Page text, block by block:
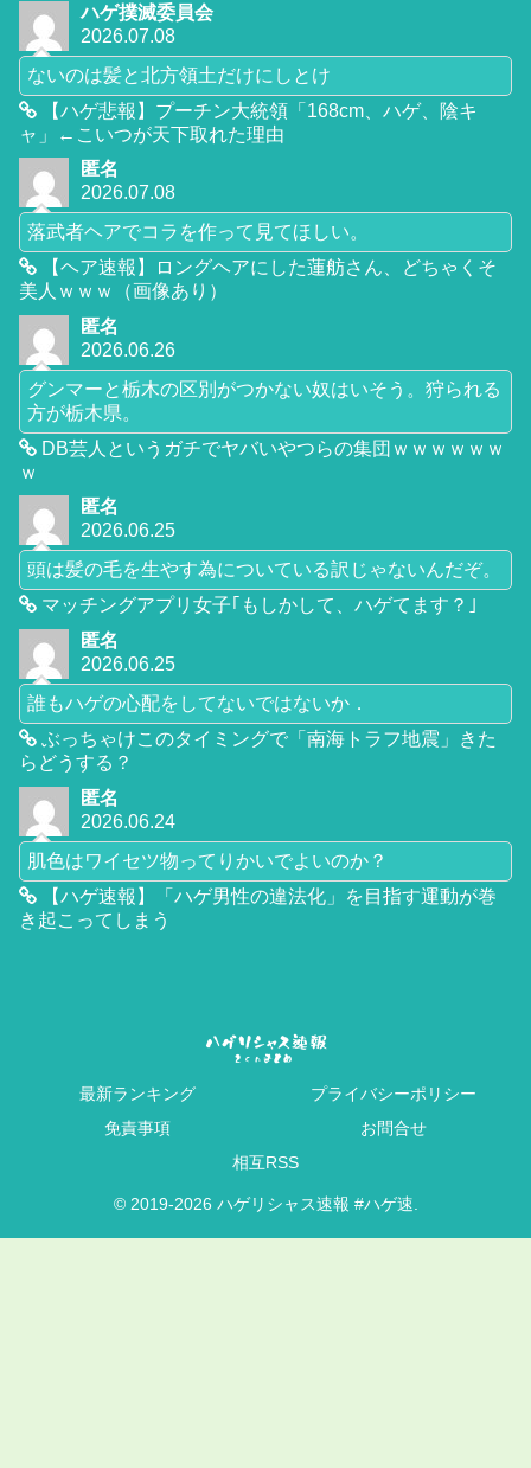
ハゲ撲滅委員会
2026.07.08
ないのは髪と北方領土だけにしとけ
【ハゲ悲報】プーチン大統領「168cm、ハゲ、陰キ
ャ」←こいつが天下取れた理由
匿名
2026.07.08
落武者ヘアでコラを作って見てほしい。
【ヘア速報】ロングヘアにした蓮舫さん、どちゃくそ
美人ｗｗｗ（画像あり）
匿名
2026.06.26
グンマーと栃木の区別がつかない奴はいそう。狩られる
方が栃木県。
DB芸人というガチでヤバいやつらの集団ｗｗｗｗｗｗ
ｗ
匿名
2026.06.25
頭は髪の毛を生やす為についている訳じゃないんだぞ。
マッチングアプリ女子｢もしかして、ハゲてます？｣
匿名
2026.06.25
誰もハゲの心配をしてないではないか．
ぶっちゃけこのタイミングで「南海トラフ地震」きた
らどうする？
匿名
2026.06.24
肌色はワイセツ物ってりかいでよいのか？
【ハゲ速報】「ハゲ男性の違法化」を目指す運動が巻
き起こってしまう
最新ランキング
プライバシーポリシー
免責事項
お問合せ
相互RSS
© 2019-2026 ハゲリシャス速報 #ハゲ速.